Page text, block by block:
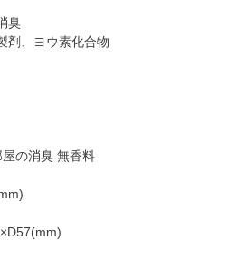
臭
剤、ヨウ素化合物
の消臭 無香料